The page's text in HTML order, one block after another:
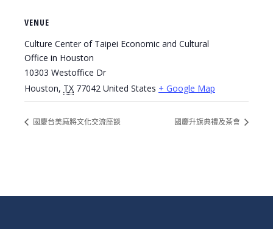
VENUE
Culture Center of Taipei Economic and Cultural
Office in Houston
10303 Westoffice Dr
Houston, TX 77042 United States + Google Map
國慶台美麻將文化交流座談 國慶升旗典禮及茶會